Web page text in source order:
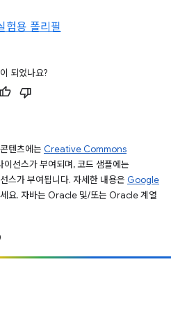
험용 폴리필
되었나요?
텐츠에는 Creative Commons
이선스가 부여되며, 코드 샘플에는
스가 부여됩니다. 자세한 내용은 Google
요. 자바는 Oracle 및/또는 Oracle 계열